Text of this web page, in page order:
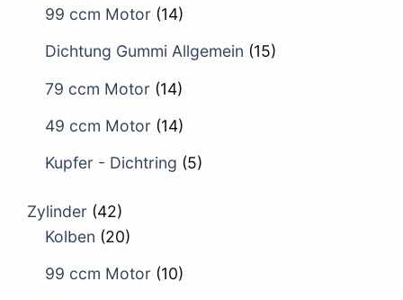
99 ccm Motor (14)
Dichtung Gummi Allgemein (15)
79 ccm Motor (14)
49 ccm Motor (14)
Kupfer - Dichtring (5)
Zylinder (42)
Kolben (20)
99 ccm Motor (10)